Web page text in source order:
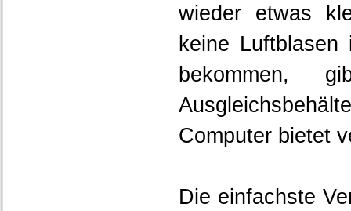
wieder etwas
keine
bekommen,
Computer bietet
Die einfachste